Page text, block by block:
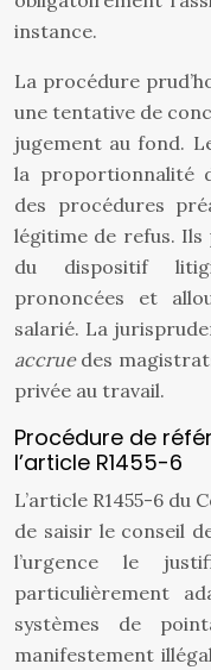
instance.
La procédure
une tentative de
jugement au fond.
la proportionnalité
des procédures
légitime de refus. Ils
du dispositif
prononcées et
salarié. La
accruedes
privée au travail.
Procédure de
l’article R1455-6
L’article R1455-6 du
de saisir le conseil
l’urgence le
particulièrement
systèmes de
manifestement